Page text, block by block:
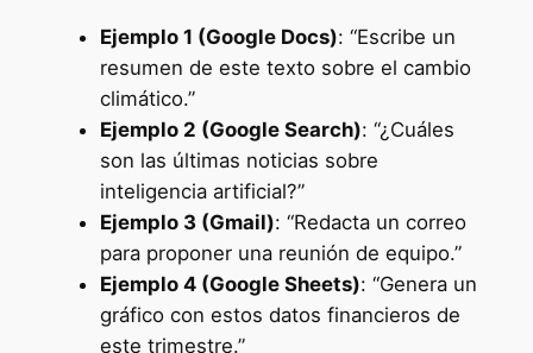
Ejemplo 1 (Google Docs): “Escribe un
resumen de este texto sobre el cambio
climático.”
Ejemplo 2 (Google Search): “¿Cuáles
son las últimas noticias sobre
inteligencia artificial?”
Ejemplo 3 (Gmail): “Redacta un correo
para proponer una reunión de equipo.”
Ejemplo 4 (Google Sheets): “Genera un
gráfico con estos datos financieros de
este trimestre.”